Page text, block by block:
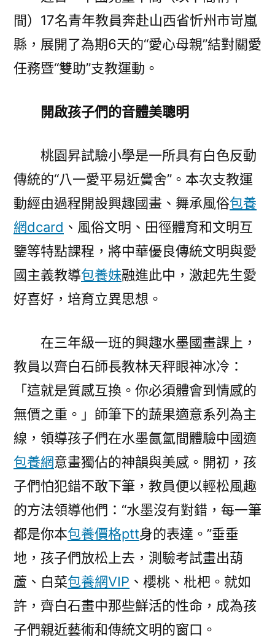
間）17名青年教員奔赴山西省忻州市岢嵐
縣，展開了為期6天的“愛心母親”結對關愛
任務暨“雙助”支教運動。
開啟孩子們的音體美聰明
桃園昇試驗小學是一所具有白色反動
傳統的“八一愛平易近黌舍”。本次支教運
動經由過程開設興趣國畫、舞承風俗包養
網dcard 、風俗文明、田徑體育和文明互
鑒等特點課程，將中華優良傳統文明與愛
國主義教導包養妹融進此中，激起先生愛
好喜好，培育立異思想。
在三年級一班的興趣水墨國畫課上，
教員以齊白石師長教林天秤眼神冰冷：
「這就是質感互換。你必須體會到情感的
無價之重。」師筆下的蔬果適意系列為主
線，領導孩子們在水墨氤氳間體驗中國適
包養網意畫獨佔的神韻與美感。開初，孩
子們怕犯錯不敢下筆，教員便以輕松風趣
的方法領導他們：“水墨沒有對錯，每一筆
都是你本包養價格ptt身的表達。”垂垂
地，孩子們放松上去，測驗考試畫出葫
蘆、白菜包養網VIP 、櫻桃、枇杷。就如
許，齊白石畫中那些鮮活的性命，成為孩
子們親近藝術和傳統文明的窗口。